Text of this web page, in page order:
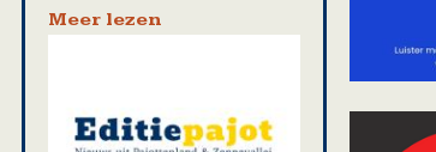
Meer lezen